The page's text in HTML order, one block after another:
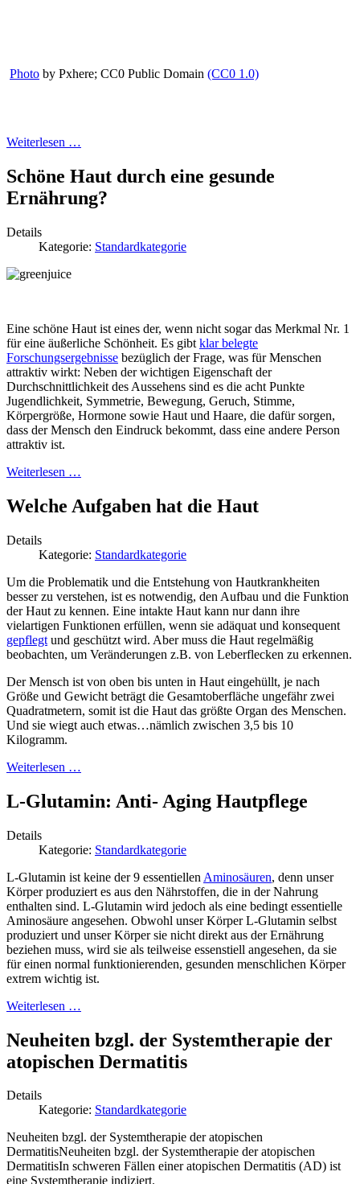
Photo by Pxhere; CC0 Public Domain (CC0 1.0)
Weiterlesen …
Schöne Haut durch eine gesunde
Ernährung?
Details
Kategorie: Standardkategorie
Eine schöne Haut ist eines der, wenn nicht sogar das Merkmal Nr. 1
für eine äußerliche Schönheit. Es gibt klar belegte
Forschungsergebnisse bezüglich der Frage, was für Menschen
attraktiv wirkt: Neben der wichtigen Eigenschaft der
Durchschnittlichkeit des Aussehens sind es die acht Punkte
Jugendlichkeit, Symmetrie, Bewegung, Geruch, Stimme,
Körpergröße, Hormone sowie Haut und Haare, die dafür sorgen,
dass der Mensch den Eindruck bekommt, dass eine andere Person
attraktiv ist.
Weiterlesen …
Welche Aufgaben hat die Haut
Details
Kategorie: Standardkategorie
Um die Problematik und die Entstehung von Hautkrankheiten
besser zu verstehen, ist es notwendig, den Aufbau und die Funktion
der Haut zu kennen. Eine intakte Haut kann nur dann ihre
vielartigen Funktionen erfüllen, wenn sie adäquat und konsequent
gepflegt und geschützt wird. Aber muss die Haut regelmäßig
beobachten, um Veränderungen z.B. von Leberflecken zu erkennen.
Der Mensch ist von oben bis unten in Haut eingehüllt, je nach
Größe und Gewicht beträgt die Gesamtoberfläche ungefähr zwei
Quadratmetern, somit ist die Haut das größte Organ des Menschen.
Und sie wiegt auch etwas…nämlich zwischen 3,5 bis 10
Kilogramm.
Weiterlesen …
L-Glutamin: Anti- Aging Hautpflege
Details
Kategorie: Standardkategorie
L-Glutamin ist keine der 9 essentiellen Aminosäuren, denn unser
Körper produziert es aus den Nährstoffen, die in der Nahrung
enthalten sind. L-Glutamin wird jedoch als eine bedingt essentielle
Aminosäure angesehen. Obwohl unser Körper L-Glutamin selbst
produziert und unser Körper sie nicht direkt aus der Ernährung
beziehen muss, wird sie als teilweise essenstiell angesehen, da sie
für einen normal funktionierenden, gesunden menschlichen Körper
extrem wichtig ist.
Weiterlesen …
Neuheiten bzgl. der Systemtherapie der
atopischen Dermatitis
Details
Kategorie: Standardkategorie
Neuheiten bzgl. der Systemtherapie der atopischen
DermatitisNeuheiten bzgl. der Systemtherapie der atopischen
DermatitisIn schweren Fällen einer atopischen Dermatitis (AD) ist
eine Systemtherapie indiziert.